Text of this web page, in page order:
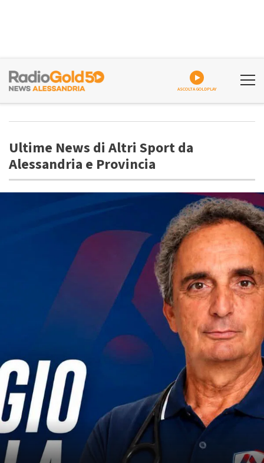
Ultime News di Altri Sport da
Alessandria e Provincia